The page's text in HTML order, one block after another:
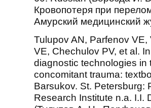
Кровопотеря при
Амурский медицинский
Tulupov AN, Parfenov
VE, Chechulov PV, et al.
diagnostic technologies in
concomitant trauma:
Barsukov. St. Petersburg:
Research Institute n.a. I.I.